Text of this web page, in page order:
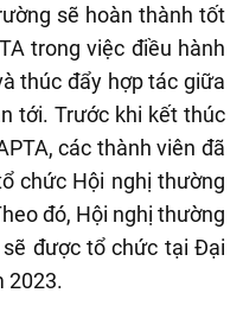
sẽ hoàn thành tốt
trong việc điều hành
thúc đẩy hợp tác giữa
tới. Trước khi kết thúc
các thành viên đã
chức Hội nghị thường
đó, Hội nghị thường
được tổ chức tại Đại
2023.